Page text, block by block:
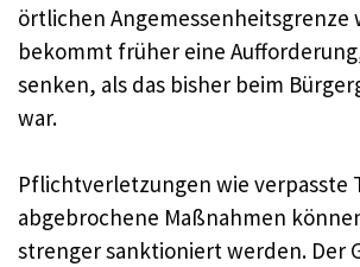
örtlichen Angemessenheitsgrenze
bekommt früher eine
senken, als das bisher beim
war.
Pflichtverletzungen wie verpasste
abgebrochene Maßnahmen
strenger sanktioniert werden. Der